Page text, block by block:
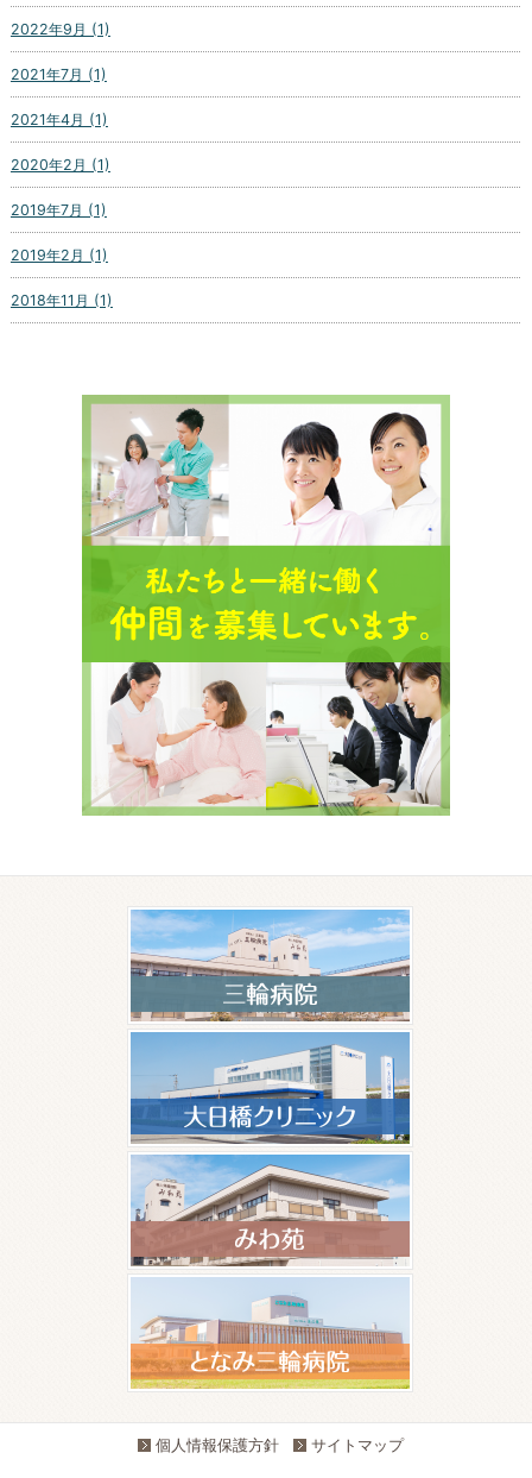
2022年9月 (1)
2021年7月 (1)
2021年4月 (1)
2020年2月 (1)
2019年7月 (1)
2019年2月 (1)
2018年11月 (1)
個人情報保護方針 サイトマップ